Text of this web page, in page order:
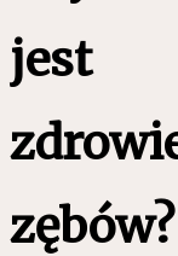
jest
zębów?